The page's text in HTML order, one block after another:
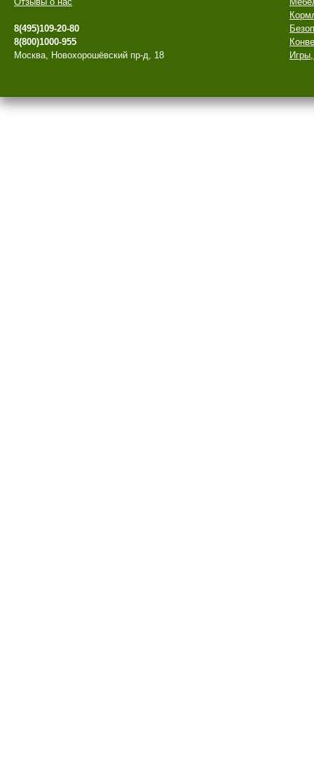
8(495)109-20-80
8(800)1000-955
Москва, Новохорошёвский пр-д, 18